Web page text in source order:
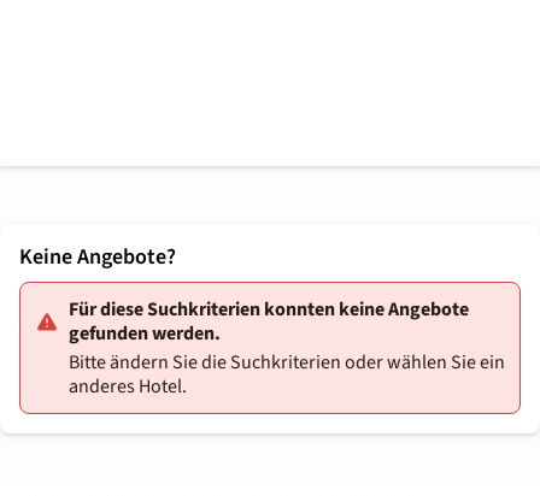
Keine Angebote?
Für diese Suchkriterien konnten keine Angebote
gefunden werden.
Bitte ändern Sie die Suchkriterien oder wählen Sie ein
anderes Hotel.